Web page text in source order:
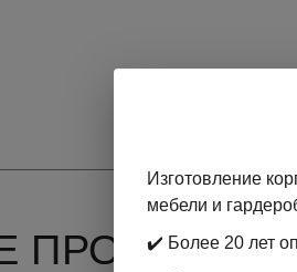
ПРОДУКТА
Изготовление
мебели и
✔️ Более 20 лет